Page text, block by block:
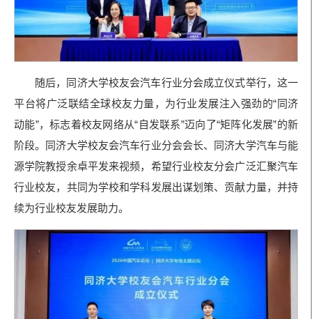
随后，同济大学校友会汽车行业分会成立仪式举行，这一
平台将广泛联结全球校友力量，为行业发展注入强劲的“同济
动能”，标志着校友网络从“自发联系”迈向了“矩阵化发展”的新
阶段。同济大学校友会汽车行业分会会长、同济大学汽车与能
源学院教授余卓平发来视频，希望行业校友分会广泛汇聚汽车
行业校友，共同为学校和学科发展出谋划策、贡献力量，并持
续为行业校友发展助力。